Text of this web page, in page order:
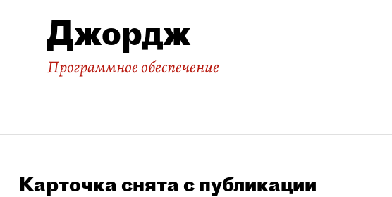
Джордж
Программное обеспечение
Карточка снята с публикации